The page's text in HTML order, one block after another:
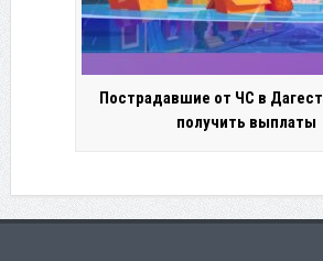
Пострадавшие от ЧС в
получить выплаты